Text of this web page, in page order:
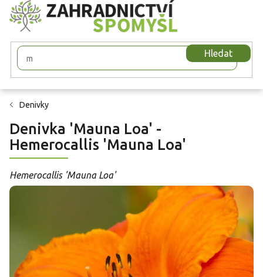
Přejít
na
obsah
Hledat
Denivky
Denivka 'Mauna Loa' -
Hemerocallis 'Mauna Loa'
Hemerocallis 'Mauna Loa'